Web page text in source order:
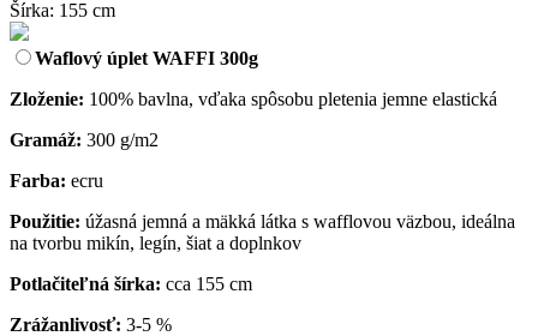
Šírka: 155 cm
Waflový úplet WAFFI 300g
Zloženie: 100% bavlna, vďaka spôsobu pletenia jemne elastická
Gramáž: 300 g/m2
Farba: ecru
Použitie: úžasná jemná a mäkká látka s wafflovou väzbou, ideálna
na tvorbu mikín, legín, šiat a doplnkov
Potlačiteľná šírka: cca 155 cm
Zrážanlivosť: 3-5 %